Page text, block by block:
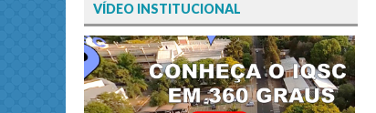
VÍDEO INSTITUCIONAL